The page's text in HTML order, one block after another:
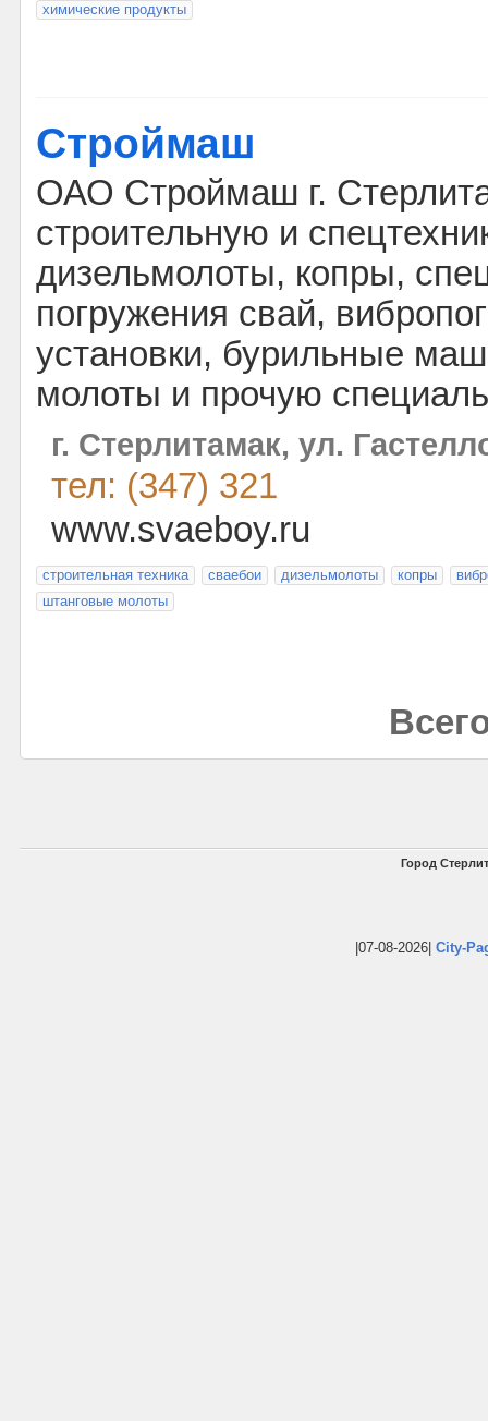
химические продукты
Строймаш
ОАО Строймаш г.
строительную и
дизельмолоты, копры,
погружения свай,
установки, бурильные
молоты и прочую
г. Стерлитамак, ул.
тел: (347) 321
www.svaeboy.ru
строительная техника сваебои дизельмолоты копры
штанговые молоты
Город
|07-08-2026| City-